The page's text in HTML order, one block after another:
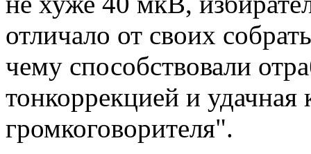
отличало от своих
чему способствовали
тонкоррекцией и удачная
громкоговорителя".